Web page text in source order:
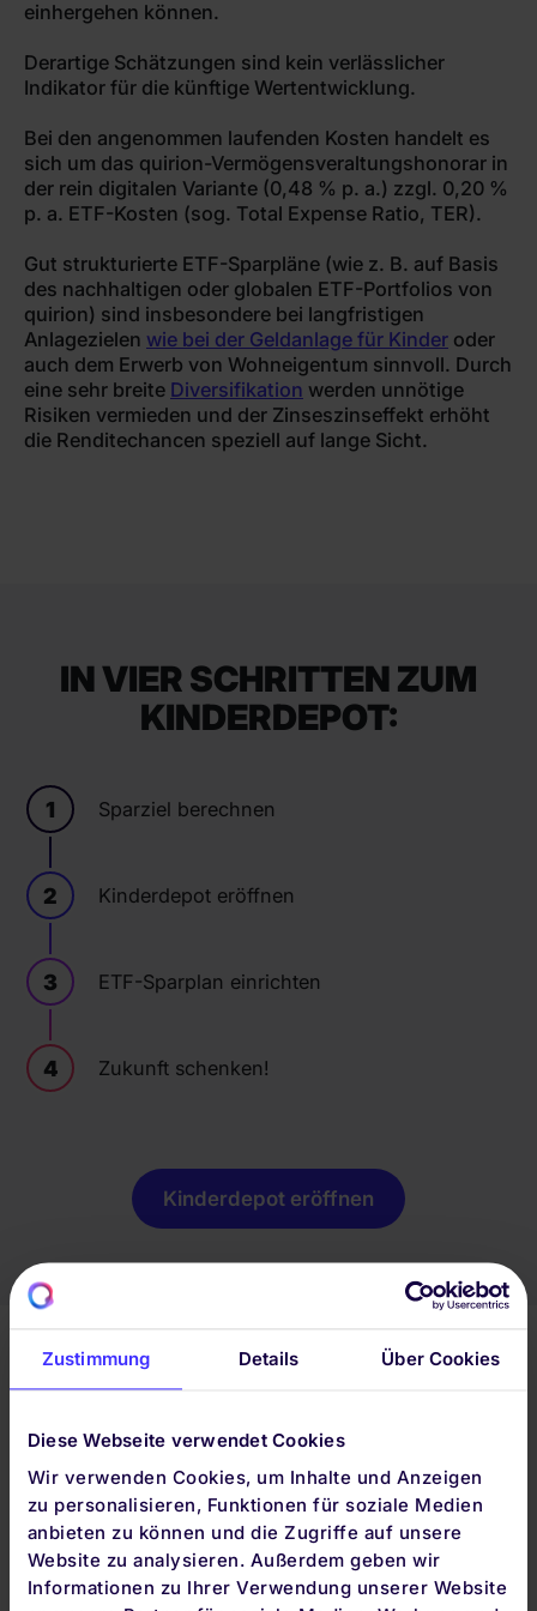
Zustimmung Details Über Cookies
Diese Webseite verwendet Cookies
Wir verwenden Cookies, um Inhalte und Anzeigen
zu personalisieren, Funktionen für soziale Medien
anbieten zu können und die Zugriffe auf unsere
Website zu analysieren. Außerdem geben wir
Informationen zu Ihrer Verwendung unserer Website
einhergehen können.
Derartige Schätzungen sind kein verlässlicher
Indikator für die künftige Wertentwicklung.
Bei den angenommen laufenden Kosten handelt es
sich um das quirion-Vermögensveraltungshonorar in
der rein digitalen Variante (0,48 % p. a.) zzgl. 0,20 %
p. a. ETF-Kosten (sog. Total Expense Ratio, TER).
Gut strukturierte ETF-Sparpläne (wie z. B. auf Basis
des nachhaltigen oder globalen ETF-Portfolios von
quirion) sind insbesondere bei langfristigen
Anlagezielen wie bei der Geldanlage für Kinder oder
auch dem Erwerb von Wohneigentum sinnvoll. Durch
eine sehr breite Diversifikation werden unnötige
Risiken vermieden und der Zinseszinseffekt erhöht
die Renditechancen speziell auf lange Sicht.
IN VIER SCHRITTEN ZUM
KINDERDEPOT:
1 Sparziel berechnen
2 Kinderdepot eröffnen
3 ETF-Sparplan einrichten
4 Zukunft schenken!
Kinderdepot eröffnen
Schritt 1:
Gib an, ob du zu Beginn eine
einmalige Einzahlung für dein Kind leisten
möchtest – zum Beispiel zur Geburt, zur
setze den Wert einfach auf 0.
Schritt 2:Wähle die monatliche Sparrate,
die du regelmäßig für dein Kind anlegen
möchtest. Schon ab 25 € im Monat kannst